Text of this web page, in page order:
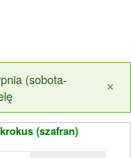
(sobota-
×
(szafran)